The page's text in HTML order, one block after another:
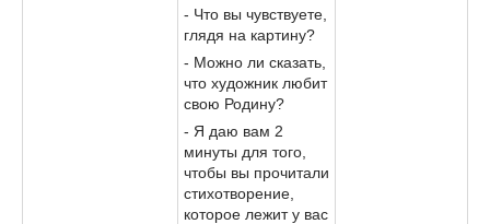
- Что вы чувствуете,
глядя на картину?
- Можно ли сказать,
что художник любит
свою Родину?
- Я даю вам 2
минуты для того,
чтобы вы прочитали
стихотворение,
которое лежит у вас